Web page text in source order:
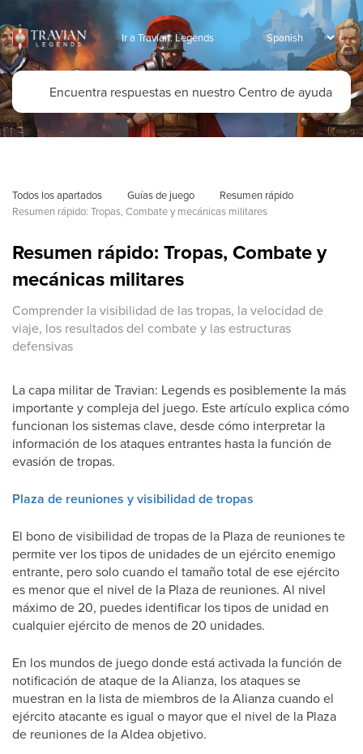
Ir a Travian: Legends
Todos los apartados Guías de juego
Resumen rápido
Resumen rápido: Tropas, Combate y mecánicas militares
Resumen rápido: Tropas, Combate y
mecánicas militares
Comprender la visibilidad de las tropas, la velocidad de
viaje, los resultados del combate y las estructuras
defensivas
La capa militar de Travian: Legends es posiblemente la más
importante y compleja del juego. Este artículo explica cómo
funcionan los sistemas clave, desde cómo interpretar la
información de los ataques entrantes hasta la función de
evasión de tropas.
Plaza de reuniones y visibilidad de tropas
El bono de visibilidad de tropas de la Plaza de reuniones te
permite ver los tipos de unidades de un ejército enemigo
entrante, pero solo cuando el tamaño total de ese ejército
es menor que el nivel de la Plaza de reuniones. Al nivel
máximo de 20, puedes identificar los tipos de unidad en
cualquier ejército de menos de 20 unidades.
En los mundos de juego donde está activada la función de
notificación de ataque de la Alianza, los ataques se
muestran en la lista de miembros de la Alianza cuando el
ejército atacante es igual o mayor que el nivel de la Plaza
de reuniones de la Aldea objetivo.